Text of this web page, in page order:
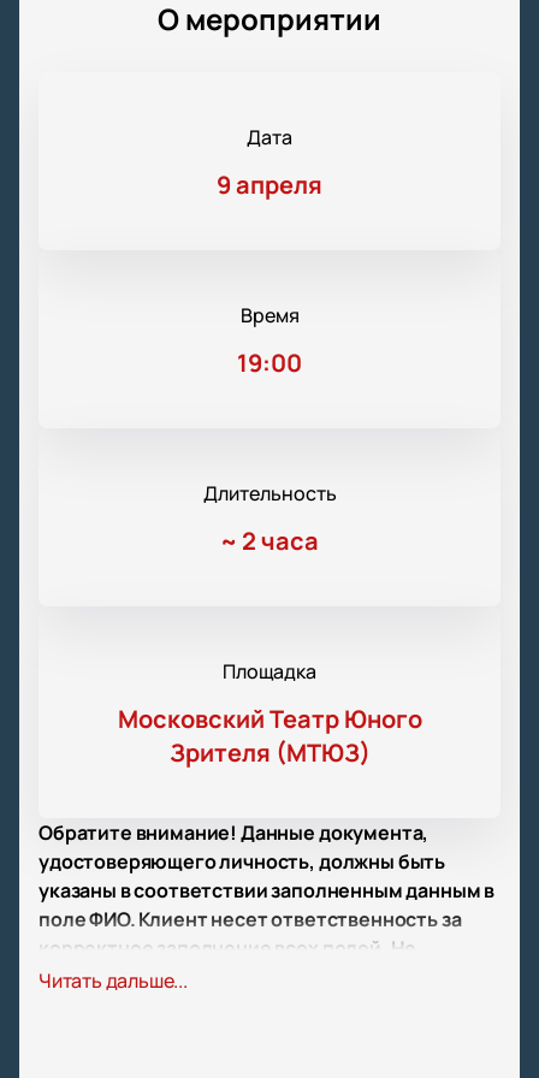
О мероприятии
Дата
9 апреля
Время
19:00
Длительность
~ 2 часа
Площадка
Московский Театр Юного
Зрителя (МТЮЗ)
Обратите внимание! Данные документа,
удостоверяющего личность, должны быть
указаны в соответствии заполненным данным в
поле ФИО. Клиент несет ответственность за
корректное заполнение всех полей. Не
забудьте взять документ с собой!
Читать дальше...